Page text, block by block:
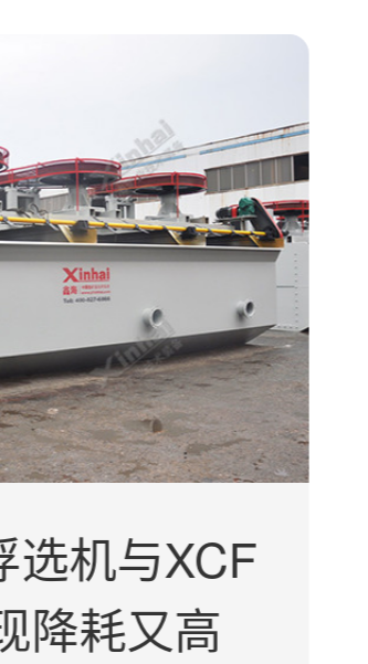
选机与XCF
降耗又高